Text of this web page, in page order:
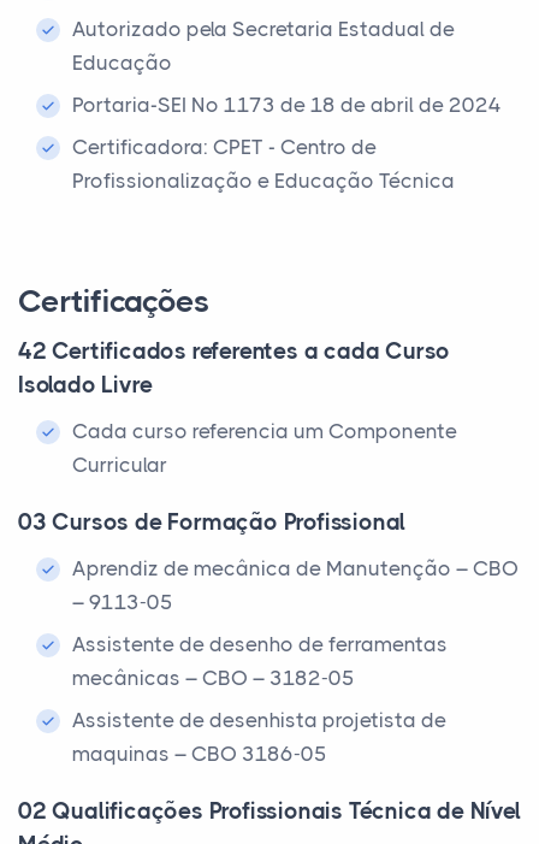
Autorizado pela Secretaria Estadual de
Educação
Portaria-SEI Nº 1173 de 18 de abril de 2024
Certificadora: CPET - Centro de
Profissionalização e Educação Técnica
Certificações
42 Certificados referentes a cada Curso
Isolado Livre
Cada curso referencia um Componente
Curricular
03 Cursos de Formação Profissional
Aprendiz de mecânica de Manutenção – CBO
– 9113-05
Assistente de desenho de ferramentas
mecânicas – CBO – 3182-05
Assistente de desenhista projetista de
maquinas – CBO 3186-05
02 Qualificações Profissionais Técnica de Nível